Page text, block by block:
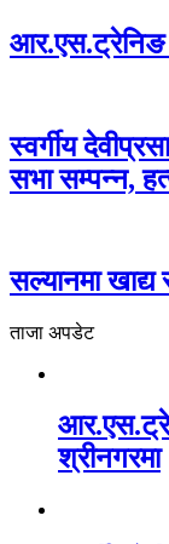
आर.एस.ट्रेनिङ
स्वर्गीय
सभा सम्पन्न,
सल्यानमा खाद्य
ताजा अपडेट
श्रीनगरमा